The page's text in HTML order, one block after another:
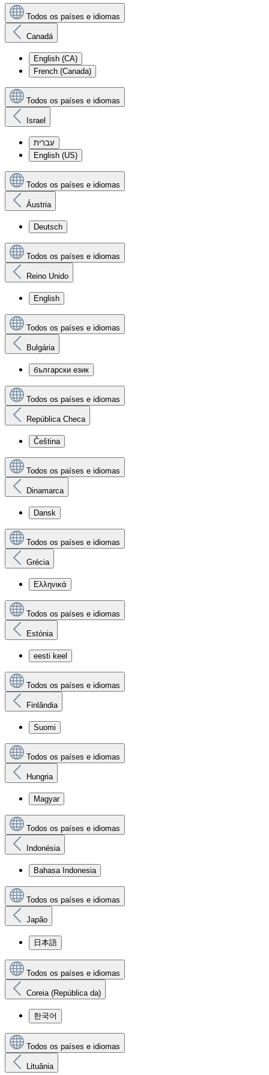
Todos os países e idiomas
Canadá
English (CA)
French (Canada)
Todos os países e idiomas
Israel
עִברִית
English (US)
Todos os países e idiomas
Áustria
Deutsch
Todos os países e idiomas
Reino Unido
English
Todos os países e idiomas
Bulgária
български език
Todos os países e idiomas
República Checa
Čeština
Todos os países e idiomas
Dinamarca
Dansk
Todos os países e idiomas
Grécia
Ελληνικά
Todos os países e idiomas
Estónia
eesti keel
Todos os países e idiomas
Finlândia
Suomi
Todos os países e idiomas
Hungria
Magyar
Todos os países e idiomas
Indonésia
Bahasa Indonesia
Todos os países e idiomas
Japão
日本語
Todos os países e idiomas
Coreia (República da)
한국어
Todos os países e idiomas
Lituânia